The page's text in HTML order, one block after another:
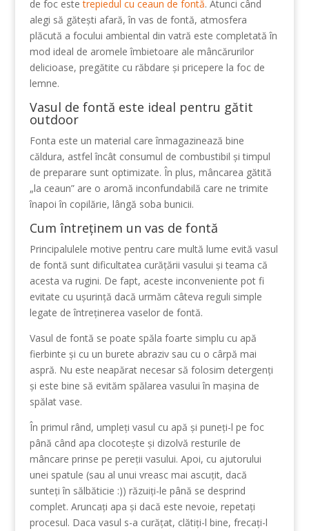
de foc estetrepiedul cu ceaun de fontă. Atunci când
alegi să gătești afară, în vas de fontă, atmosfera
plăcută a focului ambiental din vatră este completată în
mod ideal de aromele îmbietoare ale mâncărurilor
delicioase, pregătite cu răbdare și pricepere la foc de
lemne.
Vasul de fontă este ideal pentru gătit
outdoor
Fonta este un material care înmagazinează bine
căldura, astfel încât consumul de combustibil și timpul
de preparare sunt optimizate. În plus, mâncarea gătită
„la ceaun” are o aromă inconfundabilă care ne trimite
înapoi în copilărie, lângă soba bunicii.
Cum întreținem un vas de fontă
Principalulele motive pentru care multă lume evită vasul
de fontă sunt dificultatea curățării vasului și teama că
acesta va rugini. De fapt, aceste inconveniente pot fi
evitate cu ușurință dacă urmăm câteva reguli simple
legate de întreținerea vaselor de fontă.
Vasul de fontă se poate spăla foarte simplu cu apă
fierbinte și cu un burete abraziv sau cu o cârpă mai
aspră. Nu este neapărat necesar să folosim detergenți
și este bine să evităm spălarea vasului în mașina de
spălat vase.
În primul rând, umpleți vasul cu apă și puneți-l pe foc
până când apa clocotește și dizolvă resturile de
mâncare prinse pe pereții vasului. Apoi, cu ajutorului
unei spatule (sau al unui vreasc mai ascuțit, dacă
sunteți în sălbăticie :)) răzuiți-le până se desprind
complet. Aruncați apa și dacă este nevoie, repetați
procesul. Daca vasul s-a curățat, clătiți-l bine, frecați-l